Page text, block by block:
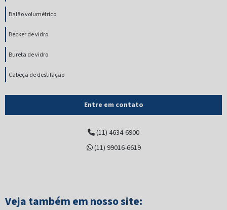
Balão volumétrico
Becker de vidro
Bureta de vidro
Cabeça de destilação
Cadinho gooch de vidro
Coluna cromatográfica
Conjunto de filtração
Entre em contato
(11) 4634-6900
(11) 99016-6619
Veja também em nosso site: